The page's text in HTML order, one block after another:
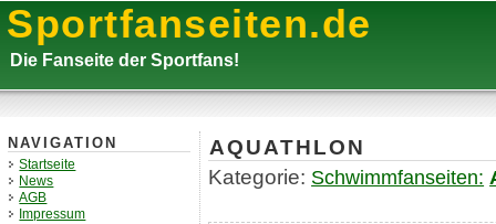
Sportfanseiten.de
Die Fanseite der Sportfans!
NAVIGATION
Startseite
News
AGB
Impressum
AQUATHLON
Kategorie: Schwimmfanseiten: